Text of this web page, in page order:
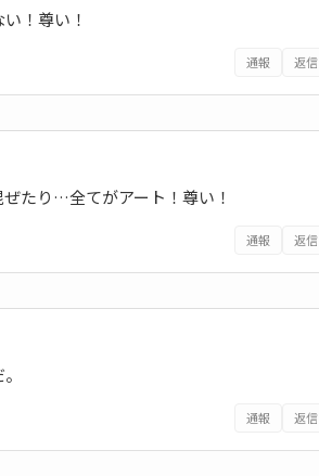
！尊い！
通報 返信
たり…全てがアート！尊い！
通報 返信
通報 返信